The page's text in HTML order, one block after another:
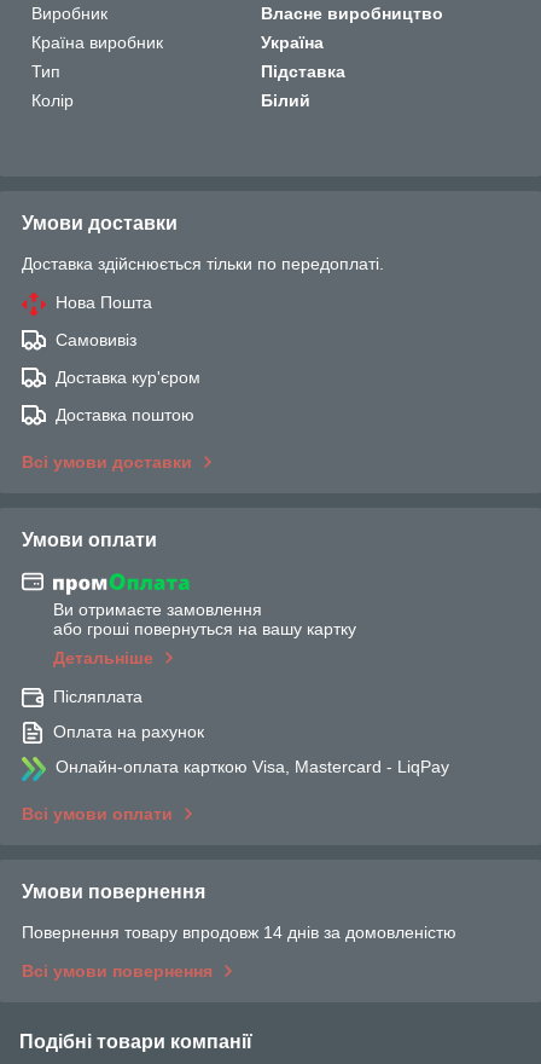
Виробник
Власне виробництво
Країна виробник
Україна
Тип
Підставка
Колір
Білий
Умови доставки
Доставка здійснюється тільки по передоплаті.
Нова Пошта
Самовивіз
Доставка кур'єром
Доставка поштою
Всі умови доставки
Умови оплати
Ви отримаєте замовлення
або гроші повернуться на вашу картку
Детальніше
Післяплата
Оплата на рахунок
Онлайн-оплата карткою Visa, Mastercard - LiqPay
Всі умови оплати
Умови повернення
Повернення товару впродовж 14 днів за домовленістю
Всі умови повернення
Подібні товари компанії